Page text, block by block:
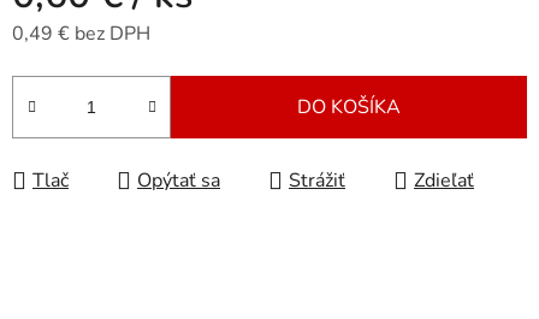
0,49 € bez DPH
Jednotková cena:
DO KOŠÍKA
Tlač Opýtať sa Strážiť Zdieľať